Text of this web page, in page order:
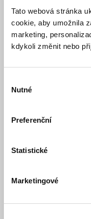
Tato webová stránka
cookie, aby umožnila
marketing,
kdykoli změnit nebo
souhlasu
Nutné
Preferenční
Statistické
Marketingové
Jízdní řád
Jízdní řád
https://www.idpk.cz/